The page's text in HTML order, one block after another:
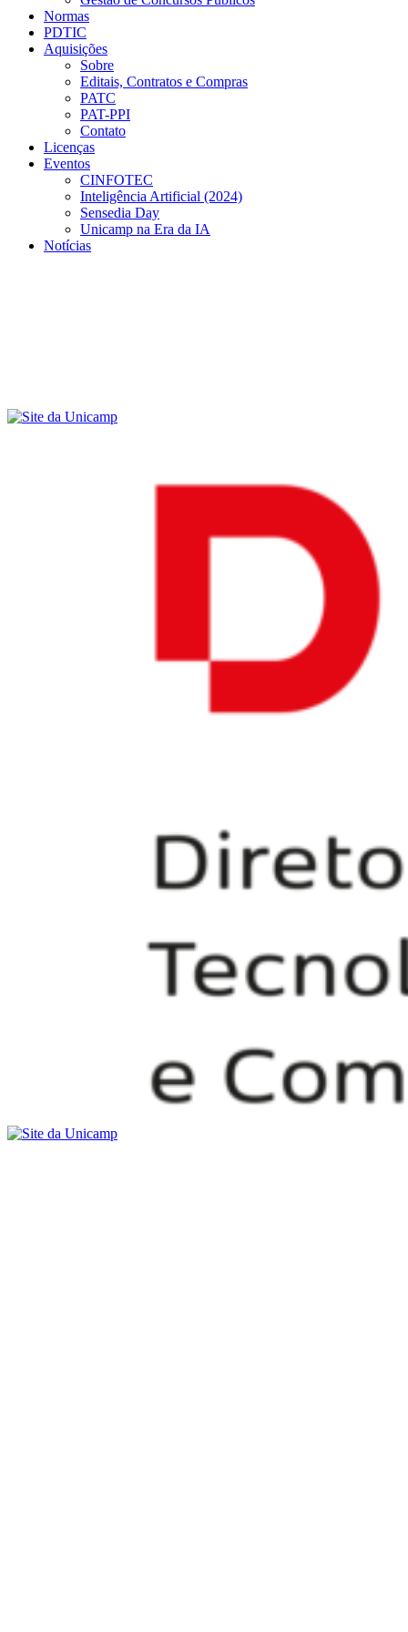
Normas
PDTIC
Aquisições
Sobre
Editais, Contratos e Compras
PATC
PAT-PPI
Contato
Licenças
Eventos
CINFOTEC
Inteligência Artificial (2024)
Sensedia Day
Unicamp na Era da IA
Notícias